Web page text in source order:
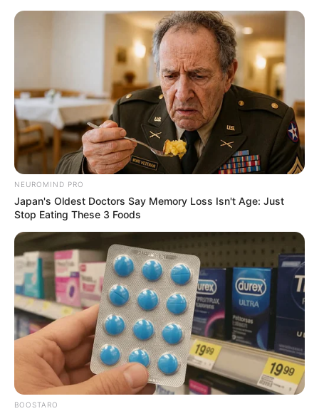
NEUROMIND PRO
Japan's Oldest Doctors Say Memory Loss Isn't Age: Just
Stop Eating These 3 Foods
BOOSTARO